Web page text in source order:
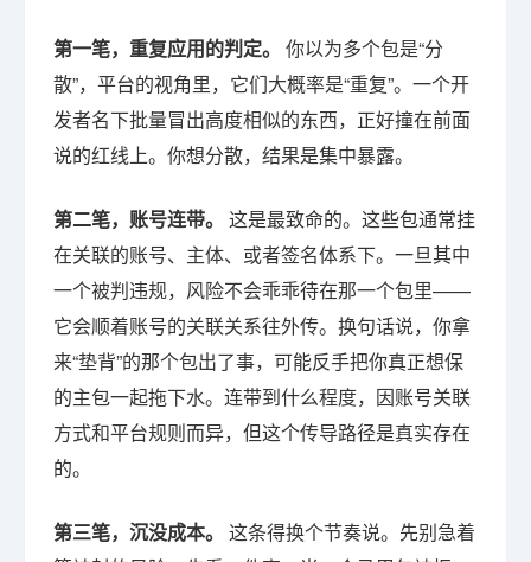
第一笔，重复应用的判定。 你以为多个包是“分
散”，平台的视角里，它们大概率是“重复”。一个开
发者名下批量冒出高度相似的东西，正好撞在前面
说的红线上。你想分散，结果是集中暴露。
第二笔，账号连带。 这是最致命的。这些包通常挂
在关联的账号、主体、或者签名体系下。一旦其中
一个被判违规，风险不会乖乖待在那一个包里——
它会顺着账号的关联关系往外传。换句话说，你拿
来“垫背”的那个包出了事，可能反手把你真正想保
的主包一起拖下水。连带到什么程度，因账号关联
方式和平台规则而异，但这个传导路径是真实存在
的。
第三笔，沉没成本。 这条得换个节奏说。先别急着